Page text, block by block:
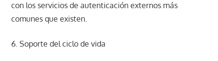
con los servicios de autenticación externos más
comunes que existen.
6. Soporte del ciclo de vida